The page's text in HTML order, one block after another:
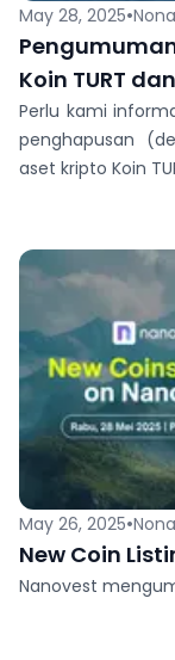
May 28, 2025•
Koin TURT
Perlu kami
penghapusan
aset kripto Koin
May 26, 2025•
New Coin
Nanovest